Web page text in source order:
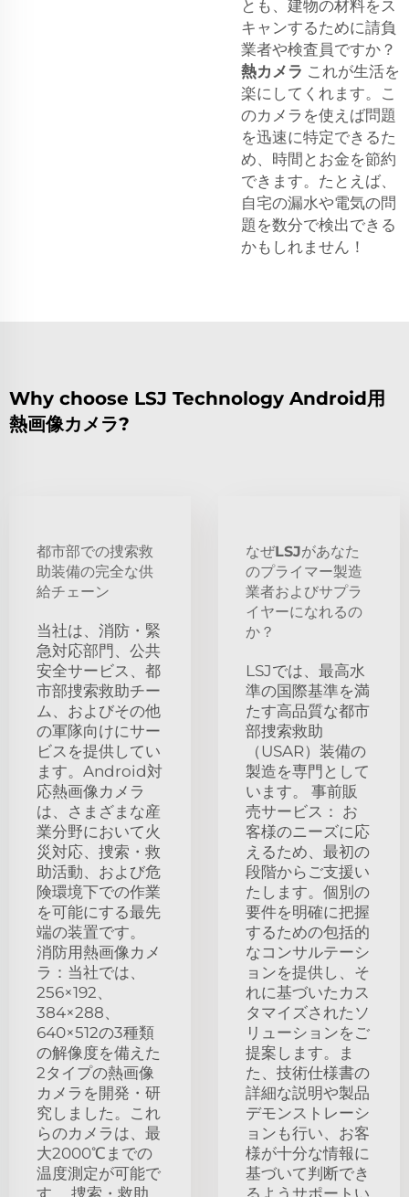
とも、建物の材料をス
キャンするために請負
業者や検査員ですか？
熱カメラ これが生活を
楽にしてくれます。こ
のカメラを使えば問題
を迅速に特定できるた
め、時間とお金を節約
できます。たとえば、
自宅の漏水や電気の問
題を数分で検出できる
かもしれません！
Why choose LSJ Technology Android用
熱画像カメラ?
都市部での捜索救
助装備の完全な供
給チェーン
当社は、消防・緊
急対応部門、公共
安全サービス、都
市部捜索救助チー
ム、およびその他
の軍隊向けにサー
ビスを提供してい
ます。Android対
応熱画像カメラ
は、さまざまな産
業分野において火
災対応、捜索・救
助活動、および危
険環境下での作業
を可能にする最先
端の装置です。
消防用熱画像カメ
ラ：当社では、
256×192、
384×288、
640×512の3種類
の解像度を備えた
2タイプの熱画像
カメラを開発・研
究しました。これ
らのカメラは、最
大2000℃までの
温度測定が可能で
す。 捜索・救助
なぜLSJがあなた
のプライマー製造
業者およびサプラ
イヤーになれるの
か？
LSJでは、最高水
準の国際基準を満
たす高品質な都市
部捜索救助
（USAR）装備の
製造を専門として
います。 事前販
売サービス： お
客様のニーズに応
えるため、最初の
段階からご支援い
たします。個別の
要件を明確に把握
するための包括的
なコンサルテーシ
ョンを提供し、そ
れに基づいたカス
タマイズされたソ
リューションをご
提案します。ま
た、技術仕様書の
詳細な説明や製品
デモンストレーシ
ョンも行い、お客
様が十分な情報に
基づいて判断でき
るようサポートい